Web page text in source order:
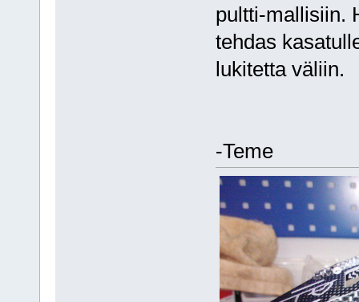
pultti-mallisiin.
tehdas
lukitetta väliin.
-Teme